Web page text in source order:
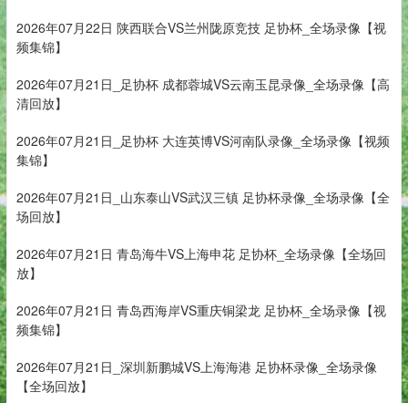
2026年07月22日 陕西联合VS兰州陇原竞技 足协杯_全场录像【视
频集锦】
2026年07月21日_足协杯 成都蓉城VS云南玉昆录像_全场录像【高
清回放】
2026年07月21日_足协杯 大连英博VS河南队录像_全场录像【视频
集锦】
2026年07月21日_山东泰山VS武汉三镇 足协杯录像_全场录像【全
场回放】
2026年07月21日 青岛海牛VS上海申花 足协杯_全场录像【全场回
放】
2026年07月21日 青岛西海岸VS重庆铜梁龙 足协杯_全场录像【视
频集锦】
2026年07月21日_深圳新鹏城VS上海海港 足协杯录像_全场录像
【全场回放】